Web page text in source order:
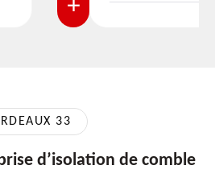
VOIR PLUS
33
d’isolation de comble